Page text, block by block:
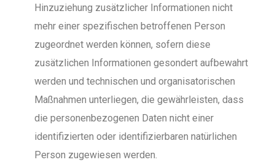
Hinzuziehung zusätzlicher Informationen nicht
mehr einer spezifischen betroffenen Person
zugeordnet werden können, sofern diese
zusätzlichen Informationen gesondert aufbewahrt
werden und technischen und organisatorischen
Maßnahmen unterliegen, die gewährleisten, dass
die personenbezogenen Daten nicht einer
identifizierten oder identifizierbaren natürlichen
Person zugewiesen werden.